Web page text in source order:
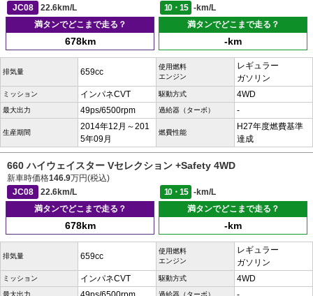
JC08
22.6km/L 10・15
-km/L
満タンでどこまで走る？
678km
満タンでどこまで走る？
-km
排気量 659cc
使用燃料
エンジン
レギュラー
ガソリン
ミッション インパネCVT 駆動方式 4WD
最大出力 49ps/6500rpm 過給器（ターボ） -
生産期間
2014年12月～201
5年09月
燃費性能
H27年度燃費基準
達成
660 ハイウェイスター Vセレクション +Safety 4WD
新車時価格146.9万円(税込)
JC08
22.6km/L 10・15
-km/L
満タンでどこまで走る？
678km
満タンでどこまで走る？
-km
排気量 659cc
使用燃料
エンジン
レギュラー
ガソリン
ミッション インパネCVT 駆動方式 4WD
最大出力 過給器（ターボ）